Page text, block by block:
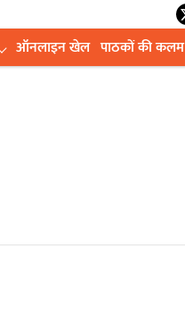
ऑनलाइन खेल पाठकों की